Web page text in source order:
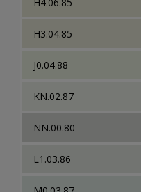
H3.04.85
J0.04.88
KN.02.87
NN.00.80
L1.03.86